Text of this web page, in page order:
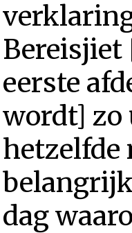
Bereisjiet
eerste
wordt] zo
hetzelfde
dag